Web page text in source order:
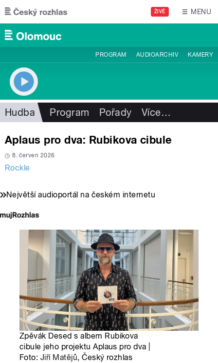
Přejít k hlavnímu obsahu
ŽIVĚ MENU
PROGRAM AUDIOARCHIV KAMERY
Hudba Program Pořady Více…
Aplaus pro dva: Rubikova cibule
8. červen 2026
Rockle
Největší audioportál na českém internetu
Zpěvák Desed s albem Rubikova
cibule jeho projektu Aplaus pro dva |
Foto: Jiří Matějů, Český rozhlas